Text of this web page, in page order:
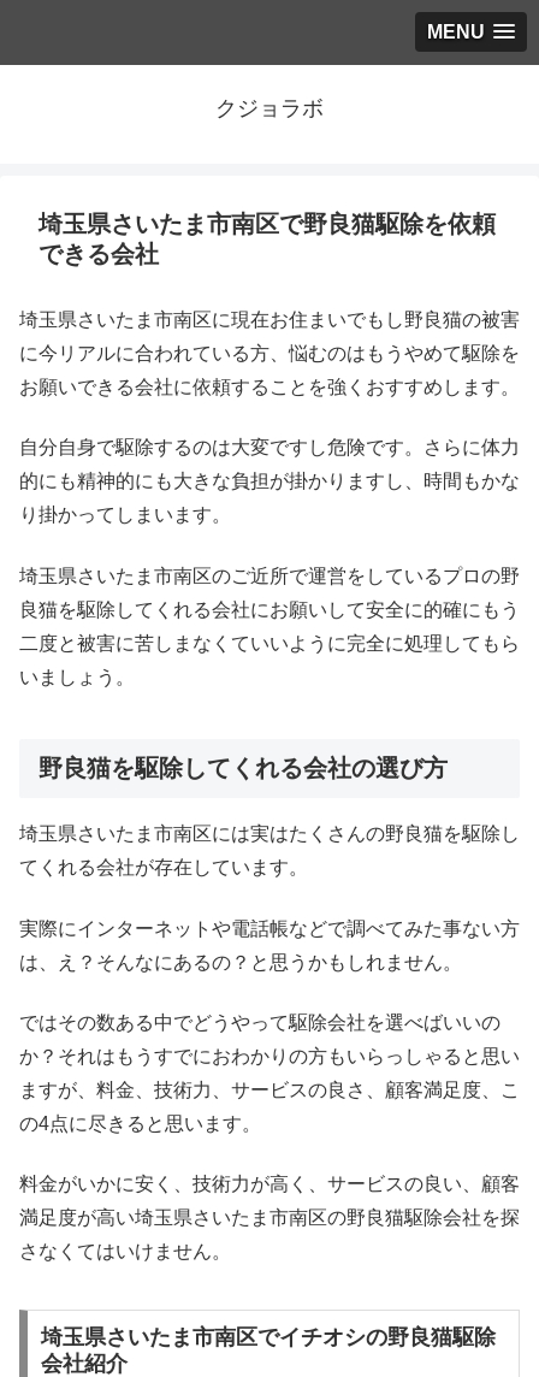
MENU
クジョラボ
埼玉県さいたま市南区で野良猫駆除を依頼
できる会社
埼玉県さいたま市南区に現在お住まいでもし野良猫の被害
に今リアルに合われている方、悩むのはもうやめて駆除を
お願いできる会社に依頼することを強くおすすめします。
自分自身で駆除するのは大変ですし危険です。さらに体力
的にも精神的にも大きな負担が掛かりますし、時間もかな
り掛かってしまいます。
埼玉県さいたま市南区のご近所で運営をしているプロの野
良猫を駆除してくれる会社にお願いして安全に的確にもう
二度と被害に苦しまなくていいように完全に処理してもら
いましょう。
野良猫を駆除してくれる会社の選び方
埼玉県さいたま市南区には実はたくさんの野良猫を駆除し
てくれる会社が存在しています。
実際にインターネットや電話帳などで調べてみた事ない方
は、え？そんなにあるの？と思うかもしれません。
ではその数ある中でどうやって駆除会社を選べばいいの
か？それはもうすでにおわかりの方もいらっしゃると思い
ますが、料金、技術力、サービスの良さ、顧客満足度、こ
の4点に尽きると思います。
料金がいかに安く、技術力が高く、サービスの良い、顧客
満足度が高い埼玉県さいたま市南区の野良猫駆除会社を探
さなくてはいけません。
埼玉県さいたま市南区でイチオシの野良猫駆除
会社紹介